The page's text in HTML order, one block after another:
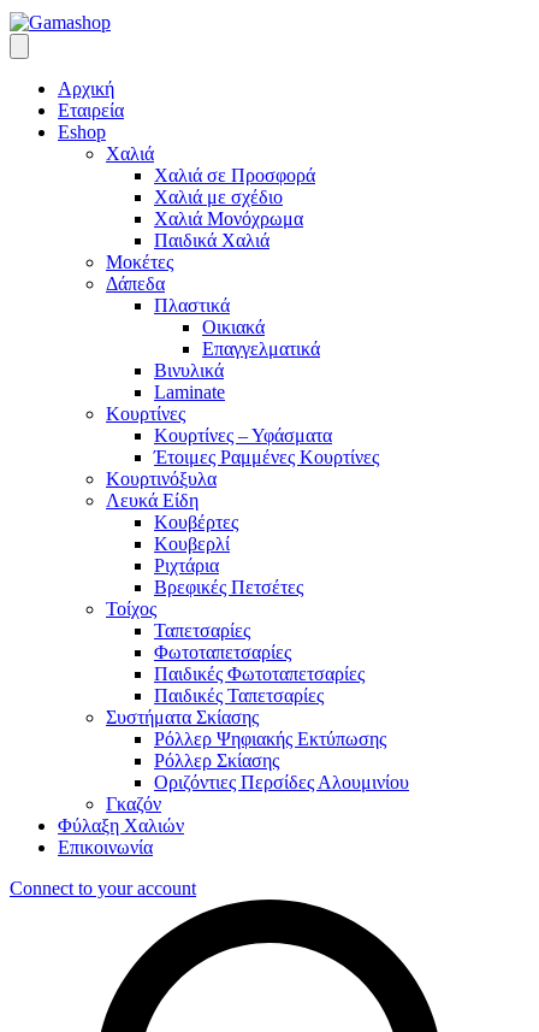
Αρχική
Εταιρεία
Eshop
Χαλιά
Χαλιά σε Προσφορά
Χαλιά με σχέδιο
Χαλιά Μονόχρωμα
Παιδικά Χαλιά
Μοκέτες
Δάπεδα
Πλαστικά
Οικιακά
Επαγγελματικά
Βινυλικά
Laminate
Κουρτίνες
Κουρτίνες – Υφάσματα
Έτοιμες Ραμμένες Κουρτίνες
Κουρτινόξυλα
Λευκά Είδη
Κουβέρτες
Κουβερλί
Ριχτάρια
Βρεφικές Πετσέτες
Τοίχος
Ταπετσαρίες
Φωτοταπετσαρίες
Παιδικές Φωτοταπετσαρίες
Παιδικές Ταπετσαρίες
Συστήματα Σκίασης
Ρόλλερ Ψηφιακής Εκτύπωσης
Ρόλλερ Σκίασης
Οριζόντιες Περσίδες Αλουμινίου
Γκαζόν
Φύλαξη Χαλιών
Επικοινωνία
Connect to your account